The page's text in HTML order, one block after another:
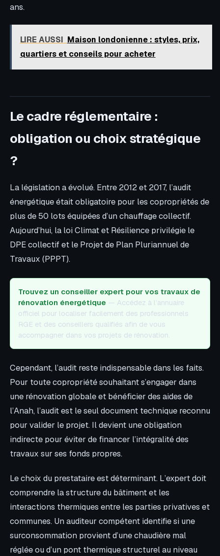
ans.
LIRE AUSSI Maison londonienne : styles, prix,
quartiers et conseils pour acheter
Le cadre réglementaire :
obligation ou choix stratégique
?
La législation a évolué. Entre 2012 et 2017, l’audit
énergétique était obligatoire pour les copropriétés de
plus de 50 lots équipées d’un chauffage collectif.
Aujourd’hui, la loi Climat et Résilience privilégie le
DPE collectif et le Projet de Plan Pluriannuel de
Travaux (PPPT).
Trouvez un conseiller expert pour vos travaux de
rénovation énergétique — Accédez à l’annuaire
officiel pour localiser facilement des professionnels
RGE et des conseillers qualifiés afin de vous
accompagner dans vos projets de rénovation.
Cependant, l’audit reste indispensable dans les faits.
Pour toute copropriété souhaitant s’engager dans
une rénovation globale et bénéficier des aides de
l’Anah, l’audit est le seul document technique reconnu
pour valider le projet. Il devient une obligation
indirecte pour éviter de financer l’intégralité des
travaux sur ses fonds propres.
Le choix du prestataire est déterminant. L’expert doit
comprendre la structure du bâtiment et les
interactions thermiques entre les parties privatives et
communes. Un auditeur compétent identifie si une
surconsommation provient d’une chaudière mal
réglée ou d’un pont thermique structurel au niveau